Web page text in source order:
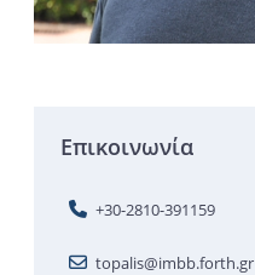
Επικοινωνία
+30-2810-391159
topalis@imbb.forth.gr